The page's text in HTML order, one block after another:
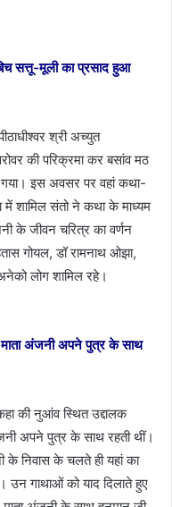
सत्तू-मूली का प्रसाद हुआ
श्री अच्युत
की परिक्रमा कर बसांव मठ
गया। इस अवसर पर वहां कथा-
शामिल संतो ने कथा के माध्यम
के जीवन चरित्र का वर्णन
गोयल, डॉ रामनाथ ओझा,
लोग शामिल रहे।
अंजनी अपने पुत्र के साथ
की नुआंव स्थित उद्दालक
अपने पुत्र के साथ रहती थीं।
निवास के चलते ही यहां का
उन गाथाओं को याद दिलाते हुए